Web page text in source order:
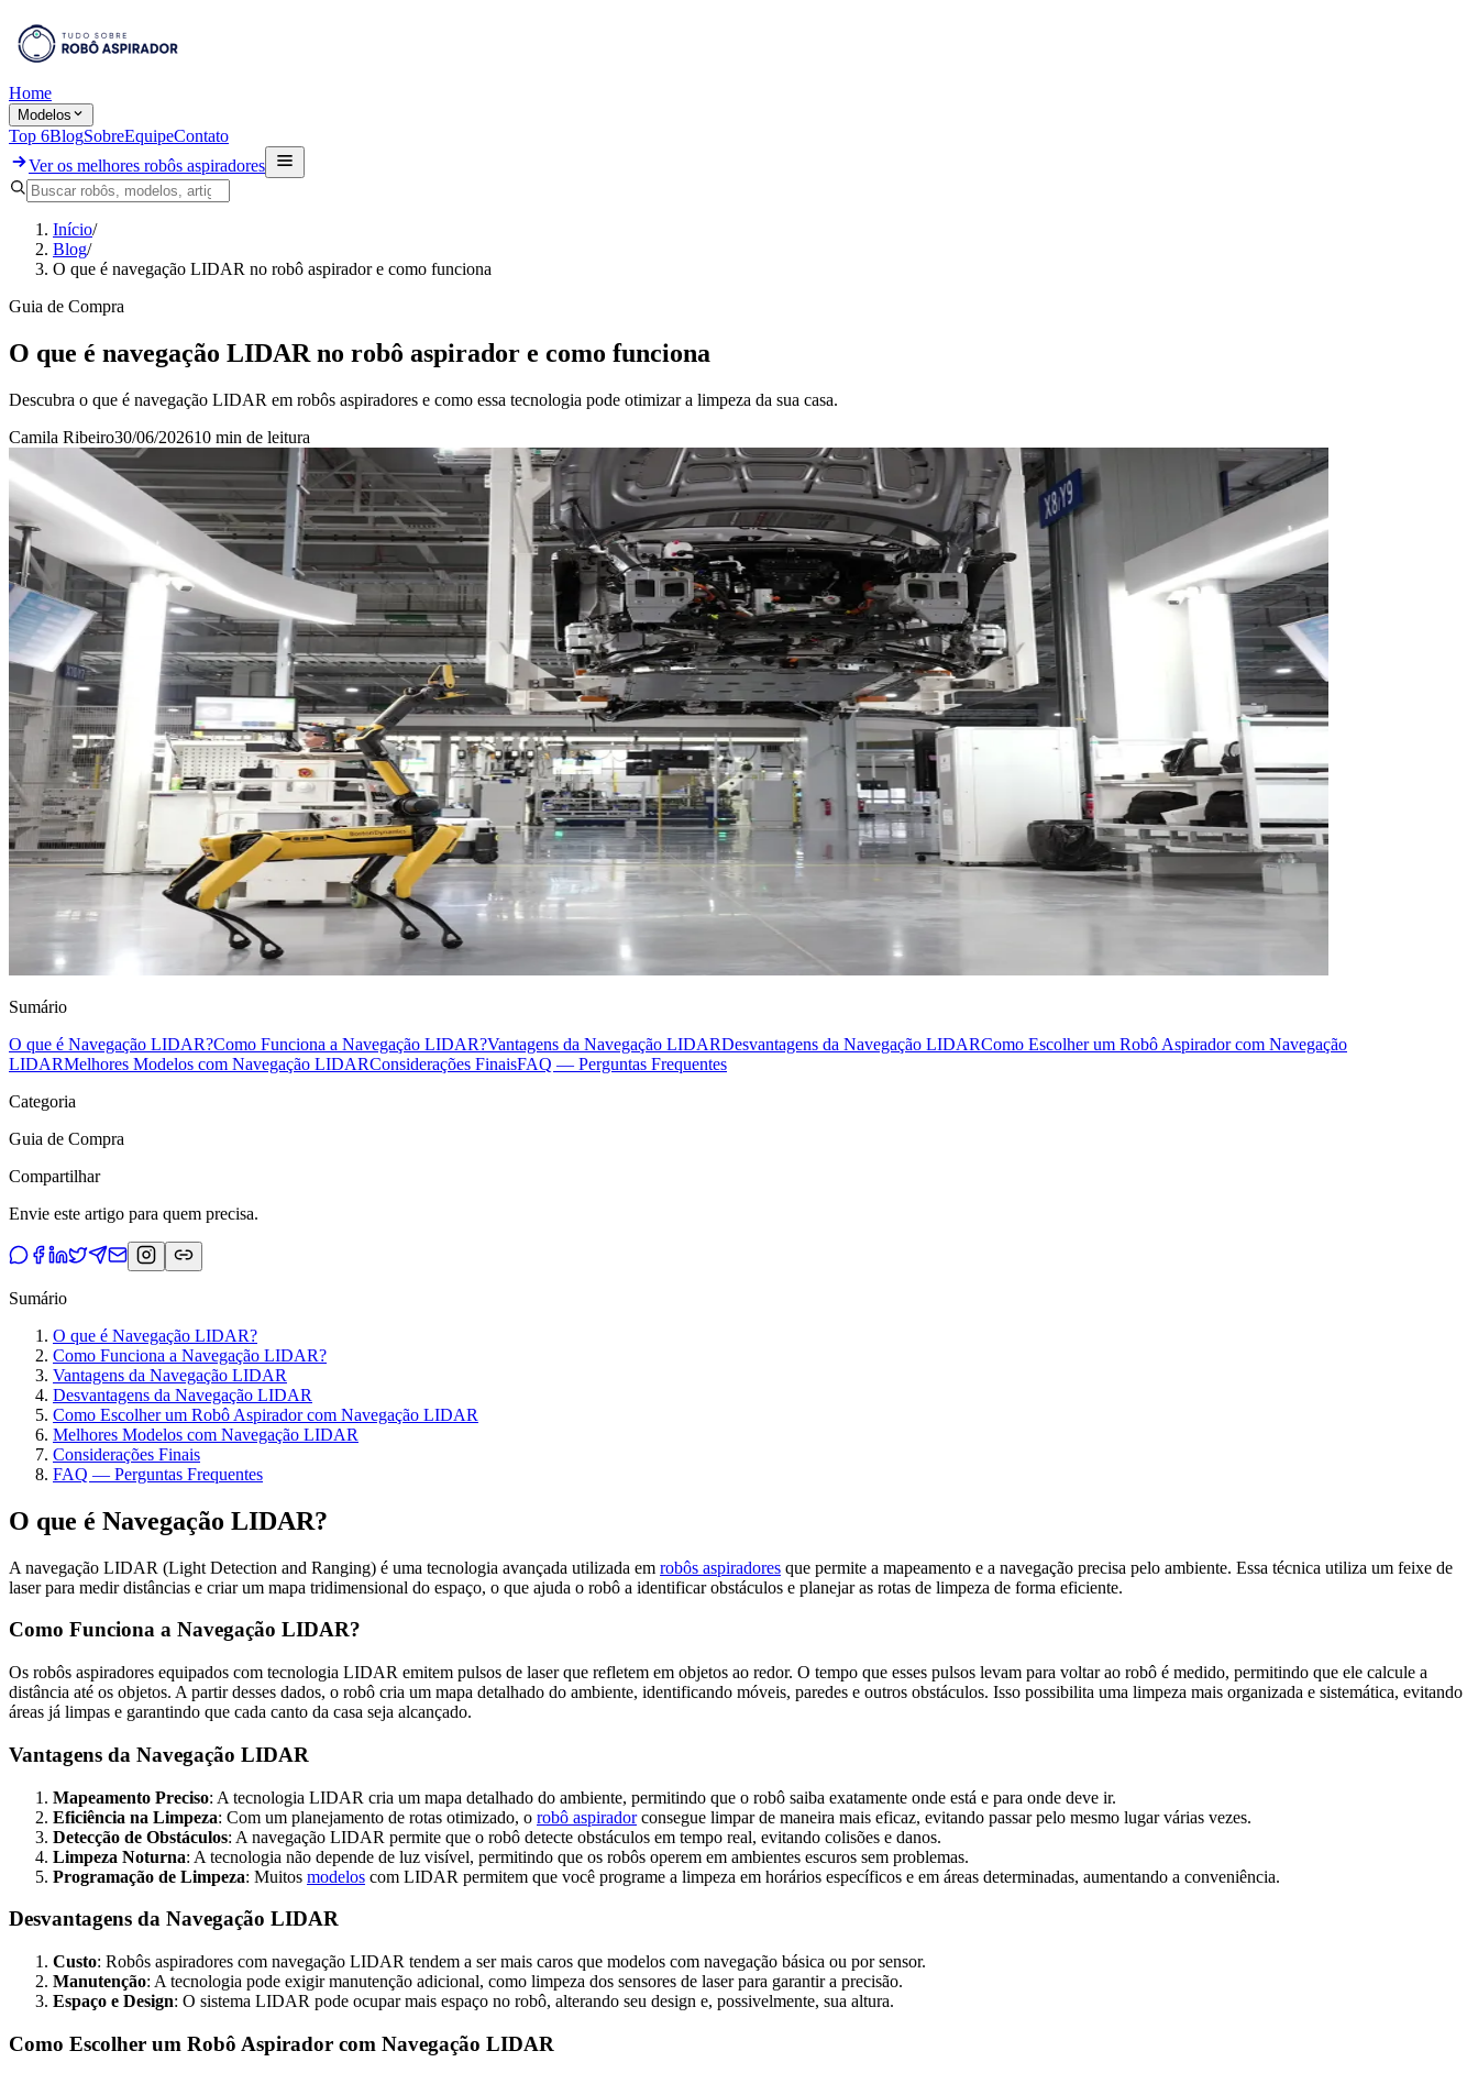
Home
Modelos
Top 6BlogSobreEquipeContato
Ver os melhores robôs aspiradores
Início/
Blog/
O que é navegação LIDAR no robô aspirador e como funciona
Guia de Compra
O que é navegação LIDAR no robô aspirador e como funciona
Descubra o que é navegação LIDAR em robôs aspiradores e como essa tecnologia pode otimizar a limpeza da sua casa.
Camila Ribeiro30/06/202610 min de leitura
Sumário
O que é Navegação LIDAR?Como Funciona a Navegação LIDAR?Vantagens da Navegação LIDARDesvantagens da Navegação LIDARComo Escolher um Robô Aspirador com Navegação
LIDARMelhores Modelos com Navegação LIDARConsiderações FinaisFAQ — Perguntas Frequentes
Categoria
Guia de Compra
Compartilhar
Envie este artigo para quem precisa.
Sumário
O que é Navegação LIDAR?
Como Funciona a Navegação LIDAR?
Vantagens da Navegação LIDAR
Desvantagens da Navegação LIDAR
Como Escolher um Robô Aspirador com Navegação LIDAR
Melhores Modelos com Navegação LIDAR
Considerações Finais
FAQ — Perguntas Frequentes
O que é Navegação LIDAR?
A navegação LIDAR (Light Detection and Ranging) é uma tecnologia avançada utilizada em robôs aspiradores que permite a mapeamento e a navegação precisa pelo ambiente. Essa técnica utiliza um feixe de
laser para medir distâncias e criar um mapa tridimensional do espaço, o que ajuda o robô a identificar obstáculos e planejar as rotas de limpeza de forma eficiente.
Como Funciona a Navegação LIDAR?
Os robôs aspiradores equipados com tecnologia LIDAR emitem pulsos de laser que refletem em objetos ao redor. O tempo que esses pulsos levam para voltar ao robô é medido, permitindo que ele calcule a
distância até os objetos. A partir desses dados, o robô cria um mapa detalhado do ambiente, identificando móveis, paredes e outros obstáculos. Isso possibilita uma limpeza mais organizada e sistemática, evitando
áreas já limpas e garantindo que cada canto da casa seja alcançado.
Vantagens da Navegação LIDAR
Mapeamento Preciso: A tecnologia LIDAR cria um mapa detalhado do ambiente, permitindo que o robô saiba exatamente onde está e para onde deve ir.
Eficiência na Limpeza: Com um planejamento de rotas otimizado, o robô aspiradorconsegue limpar de maneira mais eficaz, evitando passar pelo mesmo lugar várias vezes.
Detecção de Obstáculos: A navegação LIDAR permite que o robô detecte obstáculos em tempo real, evitando colisões e danos.
Limpeza Noturna: A tecnologia não depende de luz visível, permitindo que os robôs operem em ambientes escuros sem problemas.
Programação de Limpeza: Muitos modelos com LIDAR permitem que você programe a limpeza em horários específicos e em áreas determinadas, aumentando a conveniência.
Desvantagens da Navegação LIDAR
Custo: Robôs aspiradores com navegação LIDAR tendem a ser mais caros que modelos com navegação básica ou por sensor.
Manutenção: A tecnologia pode exigir manutenção adicional, como limpeza dos sensores de laser para garantir a precisão.
Espaço e Design: O sistema LIDAR pode ocupar mais espaço no robô, alterando seu design e, possivelmente, sua altura.
Como Escolher um Robô Aspirador com Navegação LIDAR